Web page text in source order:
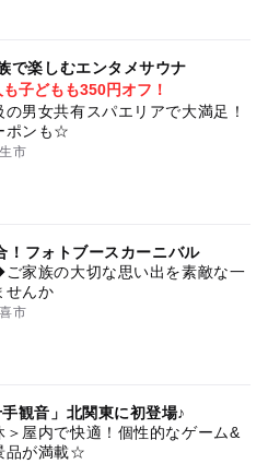
で楽しむエンタメサウナ
子どもも350円オフ！
の男女共有スパエリアで大満足！
ポンも☆
市
！フォトブースカーニバル
家族の大切な思い出を素敵な一
せんか
市
観音」北関東に初登場♪
＞屋内で快適！個性的なゲーム&
品が満載☆